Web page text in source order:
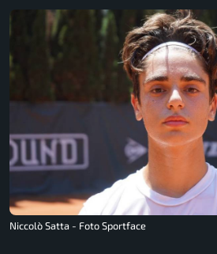
Niccolò Satta - Foto Sportface